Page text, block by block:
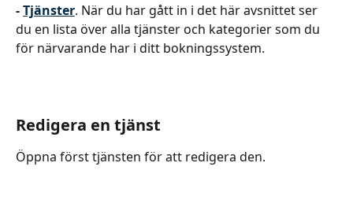
- Tjänster. När du har gått in i det här avsnittet ser
du en lista över alla tjänster och kategorier som du
för närvarande har i ditt bokningssystem.
Redigera en tjänst
Öppna först tjänsten för att redigera den.